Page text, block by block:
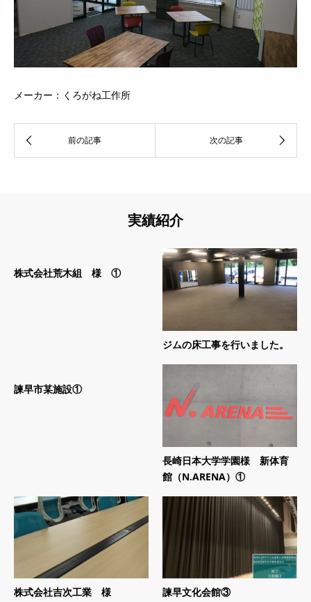
メーカー：くろがね工作所
実績紹介
株式会社荒木組 様 ①
ジムの床工事を行いました。
諫早市某施設①
長崎日本大学学園様 新体育
館（N.ARENA）①
株式会社吉次工業 様 諫早文化会館③